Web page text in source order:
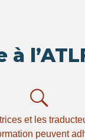
à
et les
peuvent